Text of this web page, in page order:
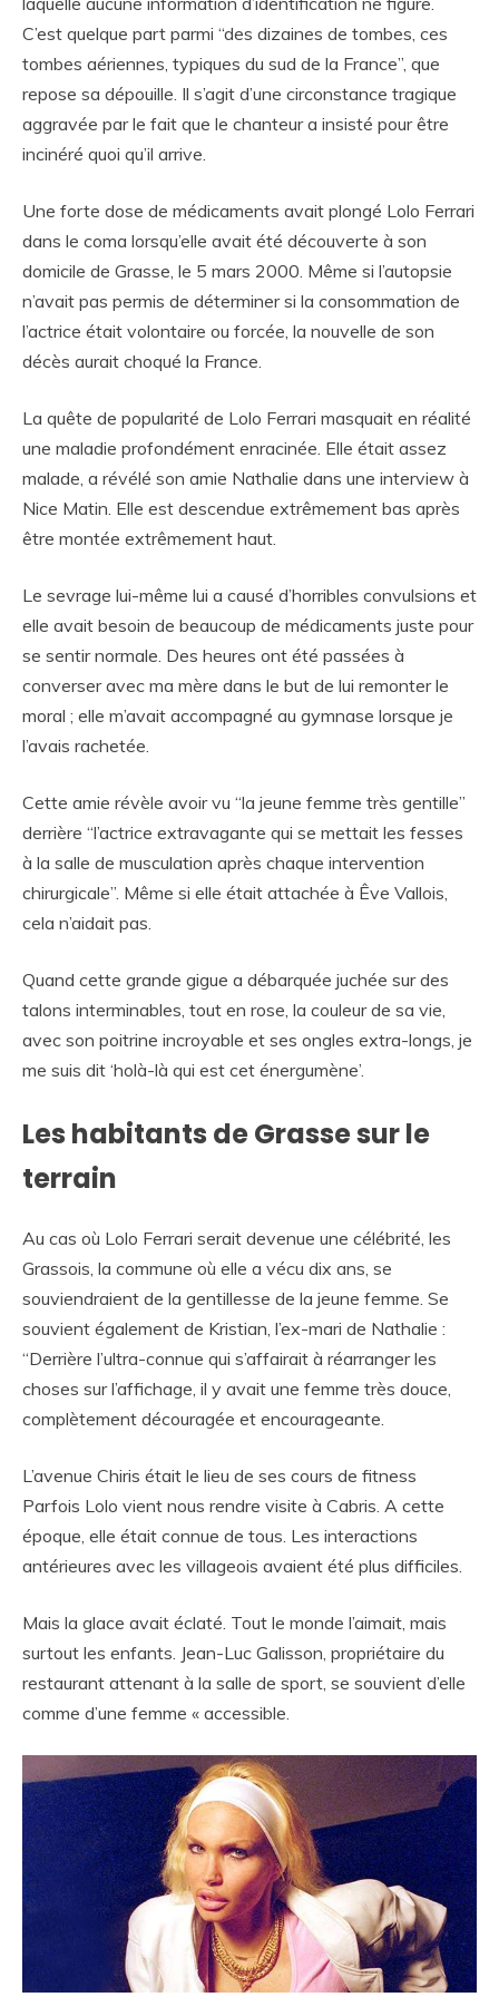
C’est quelque part parmi “des dizaines de tombes, ces
tombes aériennes, typiques du sud de la France”, que
repose sa dépouille. Il s’agit d’une circonstance tragique
aggravée par le fait que le chanteur a insisté pour être
incinéré quoi qu’il arrive.
Une forte dose de médicaments avait plongé Lolo Ferrari
dans le coma lorsqu’elle avait été découverte à son
domicile de Grasse, le 5 mars 2000. Même si l’autopsie
n’avait pas permis de déterminer si la consommation de
l’actrice était volontaire ou forcée, la nouvelle de son
décès aurait choqué la France.
La quête de popularité de Lolo Ferrari masquait en réalité
une maladie profondément enracinée. Elle était assez
malade, a révélé son amie Nathalie dans une interview à
Nice Matin. Elle est descendue extrêmement bas après
être montée extrêmement haut.
Le sevrage lui-même lui a causé d’horribles convulsions et
elle avait besoin de beaucoup de médicaments juste pour
se sentir normale. Des heures ont été passées à
converser avec ma mère dans le but de lui remonter le
moral ; elle m’avait accompagné au gymnase lorsque je
l’avais rachetée.
Cette amie révèle avoir vu “la jeune femme très gentille”
derrière “l’actrice extravagante qui se mettait les fesses
à la salle de musculation après chaque intervention
chirurgicale”. Même si elle était attachée à Êve Vallois,
cela n’aidait pas.
Quand cette grande gigue a débarquée juchée sur des
talons interminables, tout en rose, la couleur de sa vie,
avec son poitrine incroyable et ses ongles extra-longs, je
me suis dit ‘holà-là qui est cet énergumène’.
Les habitants de Grasse sur le
terrain
Au cas où Lolo Ferrari serait devenue une célébrité, les
Grassois, la commune où elle a vécu dix ans, se
souviendraient de la gentillesse de la jeune femme. Se
souvient également de Kristian, l’ex-mari de Nathalie :
“Derrière l’ultra-connue qui s’affairait à réarranger les
choses sur l’affichage, il y avait une femme très douce,
complètement découragée et encourageante.
L’avenue Chiris était le lieu de ses cours de fitness
Parfois Lolo vient nous rendre visite à Cabris. A cette
époque, elle était connue de tous. Les interactions
antérieures avec les villageois avaient été plus difficiles.
Mais la glace avait éclaté. Tout le monde l’aimait, mais
surtout les enfants. Jean-Luc Galisson, propriétaire du
restaurant attenant à la salle de sport, se souvient d’elle
comme d’une femme « accessible.